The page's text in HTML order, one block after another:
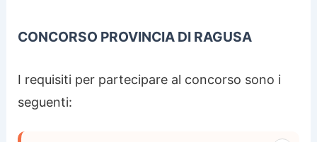
CONCORSO PROVINCIA DI RAGUSA
I requisiti per partecipare al concorso sono i
seguenti: